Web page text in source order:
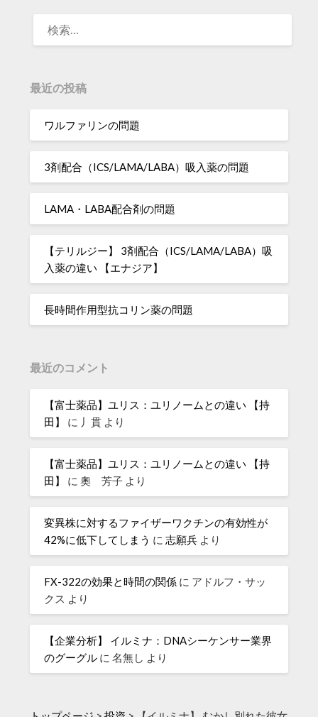
最近の投稿
ワルファリンの問題
3剤配合（ICS/LAMA/LABA）吸入薬の問題
LAMA・LABA配合剤の問題
【テリルジー】 3剤配合（ICS/LAMA/LABA）吸
入薬の違い 【エナジア】
長時間作用型抗コリン薬の問題
最近のコメント
【富士薬品】ユリス：ユリノームとの違い 【持
田】
に 丿貫 より
【富士薬品】ユリス：ユリノームとの違い 【持
田】
に奧 芳子 より
変異株に対するファイザーワクチンの有効性が
42%に低下してしまう に志願兵 より
FX-322の効果と時間の関係 に アドルフ・サッ
クス より
【企業分析】 イルミナ：DNAシーケンサー業界
のグーグル に名無し より